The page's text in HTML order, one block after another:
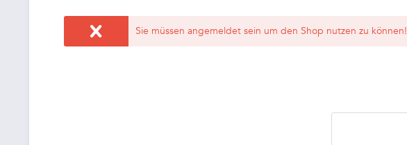
Sie müssen angemeldet sein um den Shop nutzen zu können!